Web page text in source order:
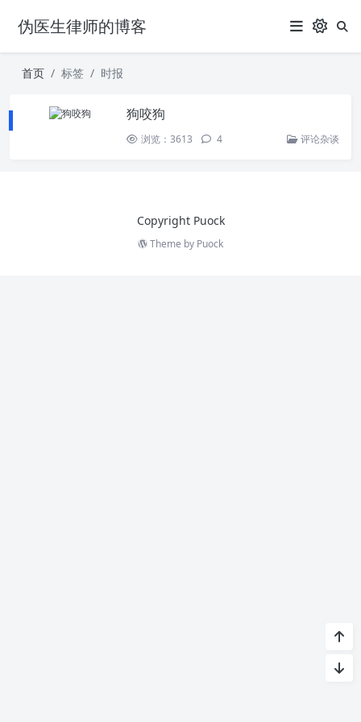
伪医生律师的博客
首页 标签 时报
狗咬狗
浏览：3613 4 评论杂谈
Copyright Puock
Theme by Puock